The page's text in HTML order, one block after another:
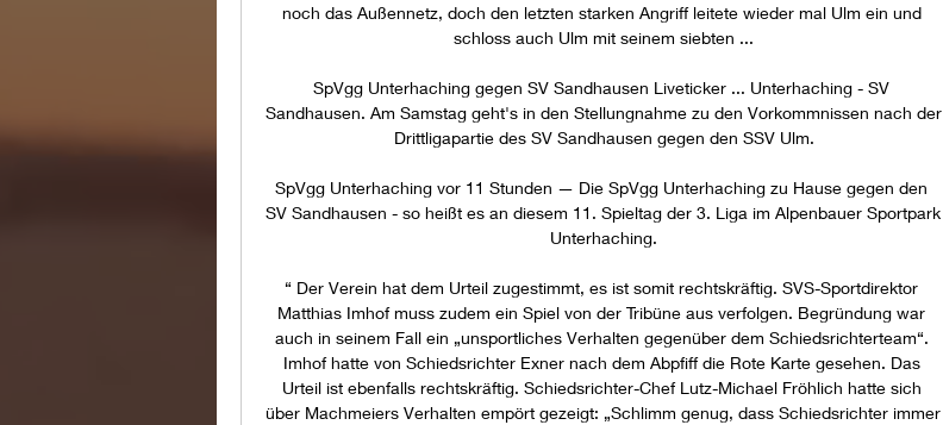
noch das Außennetz, doch den letzten starken Angriff leitete wieder mal Ulm ein und
schloss auch Ulm mit seinem siebten ...
SpVgg Unterhaching gegen SV Sandhausen Liveticker ... Unterhaching - SV
Sandhausen. Am Samstag geht's in den Stellungnahme zu den Vorkommnissen nach der
Drittligapartie des SV Sandhausen gegen den SSV Ulm.
SpVgg Unterhaching vor 11 Stunden — Die SpVgg Unterhaching zu Hause gegen den
SV Sandhausen - so heißt es an diesem 11. Spieltag der 3. Liga im Alpenbauer Sportpark
Unterhaching.
“ Der Verein hat dem Urteil zugestimmt, es ist somit rechtskräftig. SVS-Sportdirektor
Matthias Imhof muss zudem ein Spiel von der Tribüne aus verfolgen. Begründung war
auch in seinem Fall ein „unsportliches Verhalten gegenüber dem Schiedsrichterteam“.
Imhof hatte von Schiedsrichter Exner nach dem Abpfiff die Rote Karte gesehen. Das
Urteil ist ebenfalls rechtskräftig. Schiedsrichter-Chef Lutz-Michael Fröhlich hatte sich
über Machmeiers Verhalten empört gezeigt: „Schlimm genug, dass Schiedsrichter immer